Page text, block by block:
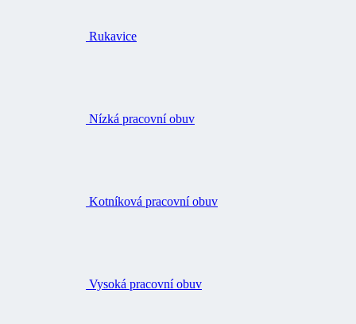
Rukavice
Nízká pracovní obuv
Kotníková pracovní obuv
Vysoká pracovní obuv